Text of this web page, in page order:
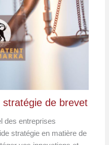
stratégie de brevet
des entreprises
stratégie en matière de